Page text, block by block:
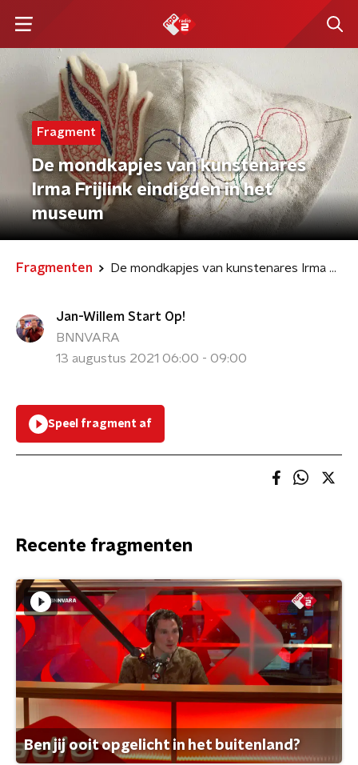
Fragment
De mondkapjes van kunstenares
Irma Frijlink eindigden in het
museum
Fragmenten De mondkapjes van kunstenares Irma Frijlink eindigden in het museum
Jan-Willem Start Op!
BNNVARA
13 augustus 2021 06:00 - 09:00
Speel fragment af
Recente fragmenten
Ben jij ooit opgelicht in het buitenland?